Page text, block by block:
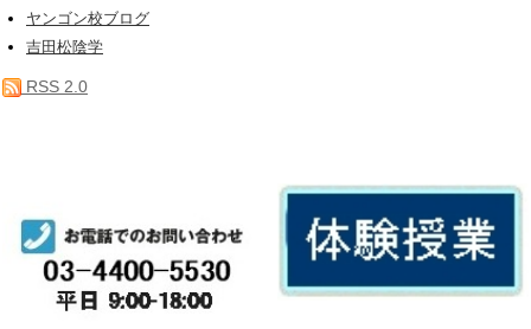
ヤンゴン校ブログ
吉田松陰学
RSS 2.0